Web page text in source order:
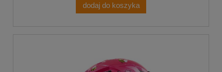
dodaj do koszyka